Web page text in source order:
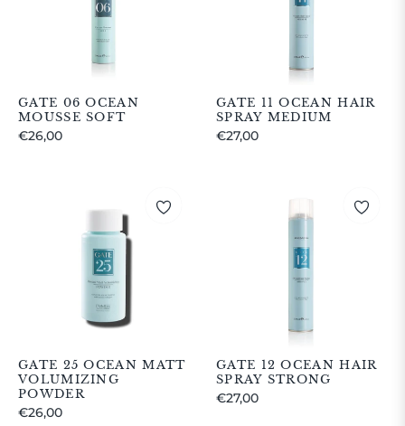
GATE 06 OCEAN
MOUSSE SOFT
Prezzo
€26,00
GATE 11 OCEAN HAIR
SPRAY MEDIUM
Prezzo
€27,00
GATE 25 OCEAN MATT
VOLUMIZING
POWDER
Prezzo
€26,00
GATE 12 OCEAN HAIR
SPRAY STRONG
Prezzo
€27,00